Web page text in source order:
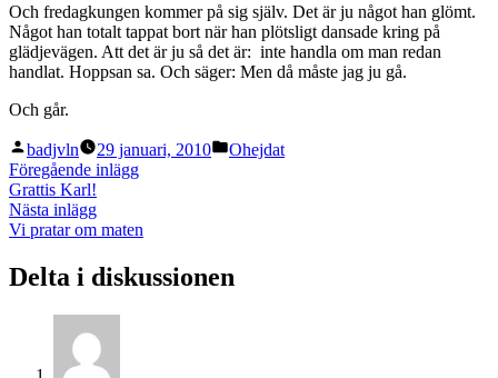
Och fredagkungen kommer på sig själv. Det är ju något han glömt.
Något han totalt tappat bort när han plötsligt dansade kring på
glädjevägen. Att det är ju så det är: inte handla om man redan
handlat. Hoppsan sa. Och säger: Men då måste jag ju gå.
Och går.
Publicerat
av
badjvln 29 januari, 2010
Publicerat
Ohejdat
Inläggsnavigering
Föregående inläggFöregående
Grattis Karl!
Nästa inläggNästa
inlägg:
Vi pratar om maten
Delta i diskussionen